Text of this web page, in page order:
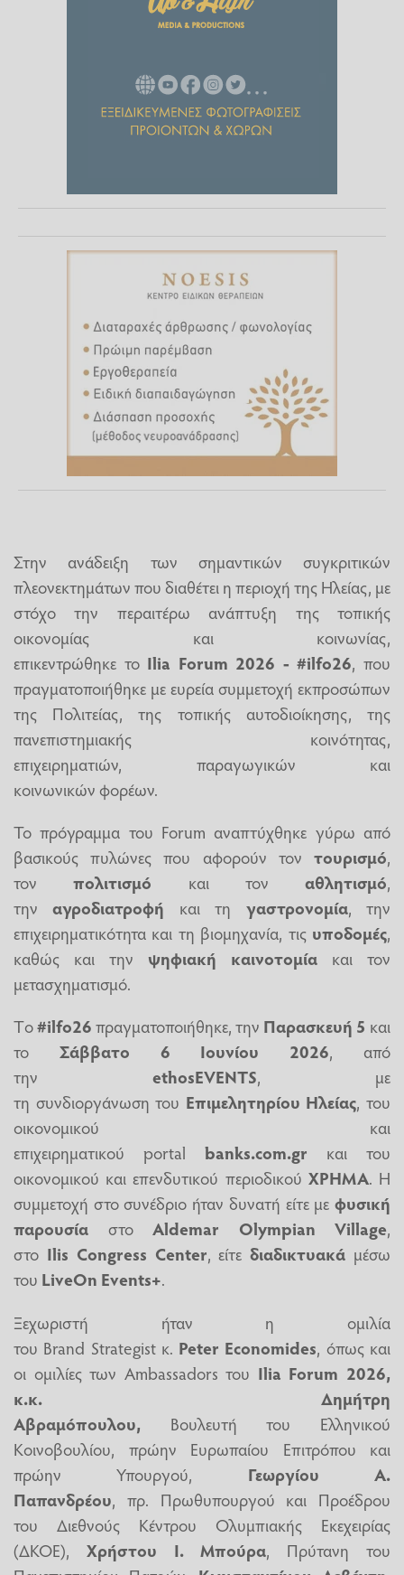
Στην ανάδειξη των σημαντικών συγκριτικών
πλεονεκτημάτων που διαθέτει η περιοχή της Ηλείας, με
στόχο την περαιτέρω ανάπτυξη της τοπικής
οικονομίας και κοινωνίας,
επικεντρώθηκε το Ilia Forum 2026 - #ilfo26, που
πραγματοποιήθηκε με ευρεία συμμετοχή εκπροσώπων
της Πολιτείας, της τοπικής αυτοδιοίκησης, της
πανεπιστημιακής κοινότητας,
επιχειρηματιών, παραγωγικών και
κοινωνικών φορέων.
Το πρόγραμμα του Forum αναπτύχθηκε γύρω από
βασικούς πυλώνες που αφορούν τον τουρισμό,
τονπολιτισμό και τον αθλητισμό,
τηναγροδιατροφή και τη γαστρονομία, την
επιχειρηματικότητα και τη βιομηχανία, τις υποδομές,
καθώς και την ψηφιακή καινοτομία και τον
μετασχηματισμό.
Tο#ilfo26πραγματοποιήθηκε, την Παρασκευή 5 και
το Σάββατο 6 Ιουνίου 2026, από
την ethosEVENTS, με
τη συνδιοργάνωση του Επιμελητηρίου Ηλείας, του
οικονομικού και
επιχειρηματικού portal banks.com.gr και του
οικονομικού και επενδυτικού περιοδικού ΧΡΗΜΑ. Η
συμμετοχή στο συνέδριο ήταν δυνατή είτε με φυσική
παρουσία στο Aldemar Olympian Village,
στο Ilis Congress Center, είτεδιαδικτυακά μέσω
του LiveOn Events+.
Ξεχωριστή ήταν η ομιλία
του Βrand Strategist κ. Peter Economides, όπως και
οι ομιλίες των Ambassadors του Ilia Forum 2026,
κ.κ. Δημήτρη
Αβραμόπουλου, Βουλευτή του Ελληνικού
Κοινοβουλίου, πρώην Ευρωπαίου Επιτρόπου και
πρώην Υπουργού, Γεωργίου Α.
Παπανδρέου, πρ. Πρωθυπουργού και Προέδρου
του Διεθνούς Κέντρου Ολυμπιακής Εκεχειρίας
(ΔΚΟΕ), Χρήστου Ι. Μπούρα, Πρύτανη του